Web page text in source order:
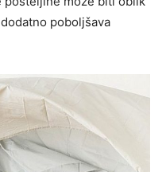
poboljšava